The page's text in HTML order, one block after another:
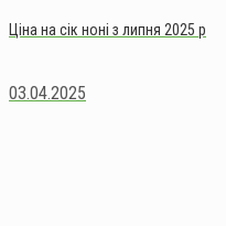
Ціна на сік ноні з липня 2025 р
03.04.2025